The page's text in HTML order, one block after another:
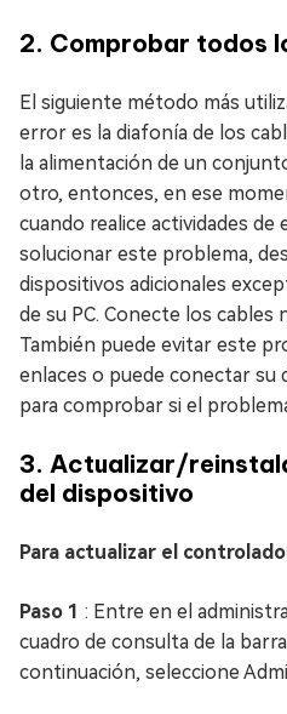
2. Comprobar todos
El siguiente método más
error es la diafonía de los
la alimentación de un
otro, entonces, en ese
cuando realice actividades de
solucionar este problema,
dispositivos adicionales
de su PC. Conecte los cables
También puede evitar este
enlaces o puede conectar su
para comprobar si el
3. Actualizar/
del dispositivo
Para actualizar el
Paso 1 : Entre en el
cuadro de consulta de la
continuación, seleccione